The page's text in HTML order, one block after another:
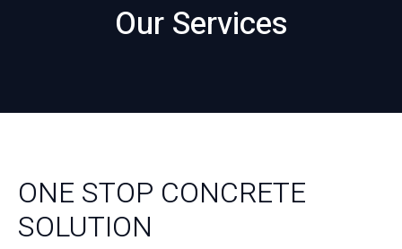
Our Services
ONE STOP CONCRETE
SOLUTION